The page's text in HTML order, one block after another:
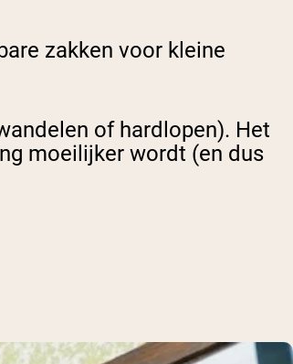
zakken voor kleine
of hardlopen). Het
moeilijker wordt (en dus